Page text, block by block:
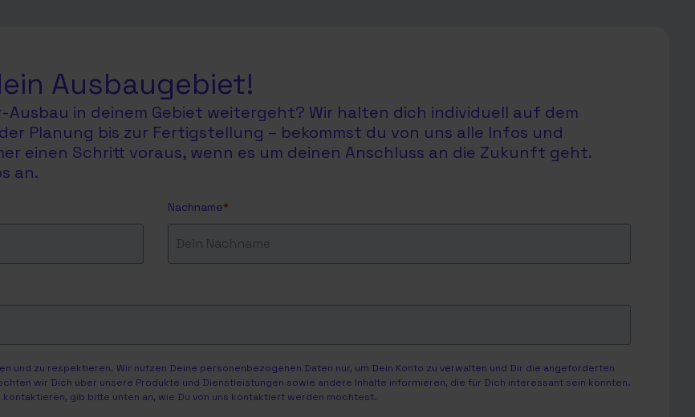
Ausbaugebiet!
Ausbau in deinem Gebiet weitergeht? Wir halten dich individuell auf dem
Planung bis zur Fertigstellung – bekommst du von uns alle Infos und
einen Schritt voraus, wenn es um deinen Anschluss an die Zukunft geht.
an.
Nachname*
und zu respektieren. Wir nutzen Deine personenbezogenen Daten nur, um Dein Konto zu verwalten und Dir die angeforderten
wir Dich über unsere Produkte und Dienstleistungen sowie andere Inhalte informieren, die für Dich interessant sein könnten.
gib bitte unten an, wie Du von uns kontaktiert werden möchtest.